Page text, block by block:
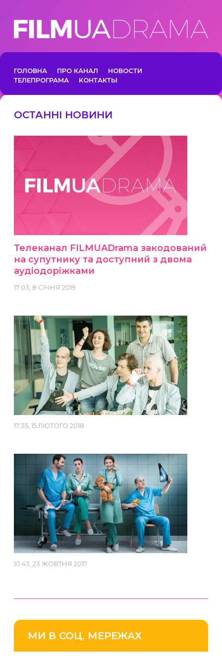
ГОЛОВНА ПРО КАНАЛ
НОВОСТИ
ТЕЛЕПРОГРАМА
КОНТАКТЫ
ОСТАННІ НОВИНИ
Телеканал FILMUADrama закодований
на супутнику та доступний з двома
аудіодоріжками
17:03, 8 СІЧНЯ 2019
17:35, 15 ЛЮТОГО 2018
10:43, 23 ЖОВТНЯ 2017
МИ В СОЦ. МЕРЕЖАХ